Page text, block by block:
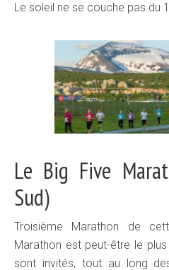
Le soleil ne se couche pas du
Le Big Five
Sud)
Troisième Marathon de
Marathon est peut-être le
sont invités, tout au long